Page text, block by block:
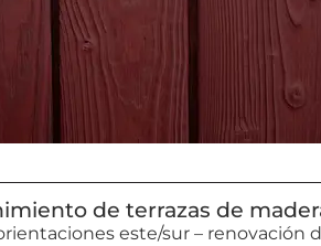
de terrazas de
este/sur – renovación